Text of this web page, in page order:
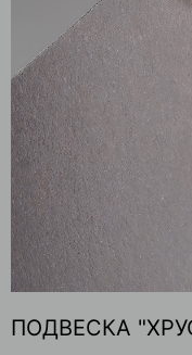
ПОДВЕСКА